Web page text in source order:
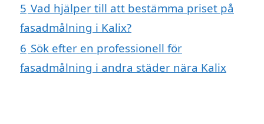
5 Vad hjälper till att bestämma priset på
fasadmålning i Kalix?
6 Sök efter en professionell för
fasadmålning i andra städer nära Kalix